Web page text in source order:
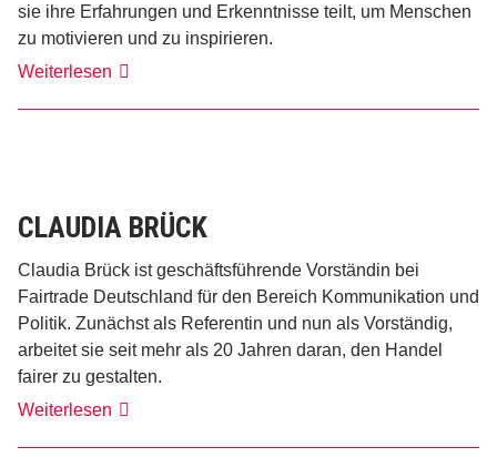
sie ihre Erfahrungen und Erkenntnisse teilt, um Menschen
zu motivieren und zu inspirieren.
Weiterlesen Maura
CLAUDIA BRÜCK
Claudia Brück ist geschäftsführende Vorständin bei
Fairtrade Deutschland für den Bereich Kommunikation und
Politik. Zunächst als Referentin und nun als Vorständig,
arbeitet sie seit mehr als 20 Jahren daran, den Handel
fairer zu gestalten.
Weiterlesen Claudia